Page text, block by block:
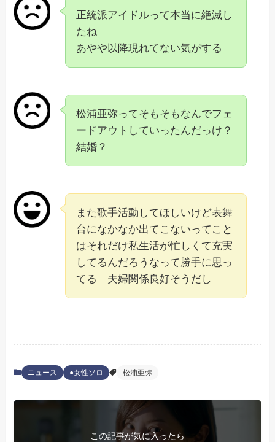
正統派アイドルって本当に絶滅し
たね
あやや以降現れてない気がする
松浦亜弥ってそもそもなんでフェ
ードアウトしていったんだっけ？
結婚？
また歌手活動してほしいけど表舞
台になかなか出てこないってこと
はそれだけ私生活が忙しくて充実
してるんだろうなって勝手に思っ
てる 夫婦関係良好そうだし
ニュース ●女性ソロ 松浦亜弥
この記事が気に入ったら